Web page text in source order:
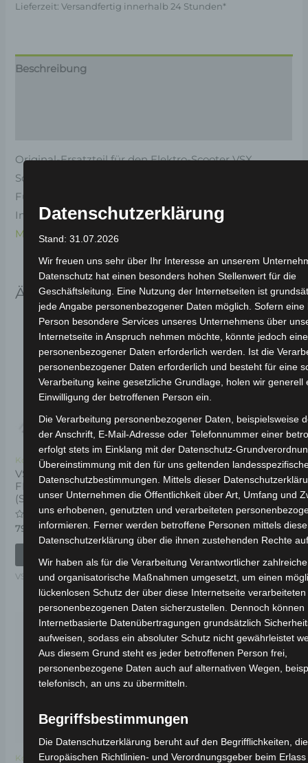
Lieferzeit:Versandfertig innerhalb 24 Stunden*
Beschreibung
Original-Ersatzteil für den Elektro-Scooter VSX.
Scheinwerferabdeckungsgitter für optimale
Funktionalität und Haltbarkeit. Weitere
Informationen zum Fahrzeug findest du hier:
Motor Elektro-Scooter VSX
Ähnliche Produkte
Kostenloser Versand
VSX VORDERES
FEDERUNGSSET
(SCHEIBENBREMSENMODELL)
Bewertet
mit
0
79,00€ *
VSX
Kostenloser Versand
VSX SITZUNTERE
SEITENPANEL LINKS
Bewertet
mit
0
von
49,00€
IN DEN WARENKORB
VSX
Kostenloser Versand
Datenschutzerklärung
Stand: 31.07.2026
Wir freuen uns sehr über Ihr Interesse an unserem
Datenschutz hat einen besonders hohen Stellenwert für die
Geschäftsleitung. Eine Nutzung der Internetseiten ist
jede Angabe personenbezogener Daten möglich. Sofern eine
Person besondere Services unseres Unternehmens über
Internetseite in Anspruch nehmen möchte, könnte jedoch
personenbezogener Daten erforderlich werden. Ist die
personenbezogener Daten erforderlich und besteht für eine
Verarbeitung keine gesetzliche Grundlage, holen wir generell
Einwilligung der betroffenen Person ein.
Die Verarbeitung personenbezogener Daten, beispielsweise
der Anschrift, E-Mail-Adresse oder Telefonnummer einer
erfolgt stets im Einklang mit der Datenschutz-
Übereinstimmung mit den für uns geltenden
Datenschutzbestimmungen. Mittels dieser
unser Unternehmen die Öffentlichkeit über Art, Umfang und
uns erhobenen, genutzten und verarbeiteten
informieren. Ferner werden betroffene Personen mittels
Datenschutzerklärung über die ihnen zustehenden Rechte
Wir haben als für die Verarbeitung Verantwortlicher
und organisatorische Maßnahmen umgesetzt, um einen
lückenlosen Schutz der über diese Internetseite verarbeiteten
personenbezogenen Daten sicherzustellen. Dennoch können
Internetbasierte Datenübertragungen grundsätzlich
aufweisen, sodass ein absoluter Schutz nicht gewährleistet
Aus diesem Grund steht es jeder betroffenen Person frei,
personenbezogene Daten auch auf alternativen Wegen,
telefonisch, an uns zu übermitteln.
Begriffsbestimmungen
Die Datenschutzerklärung beruht auf den Begrifflichkeiten,
Europäischen Richtlinien- und Verordnungsgeber beim Erlass